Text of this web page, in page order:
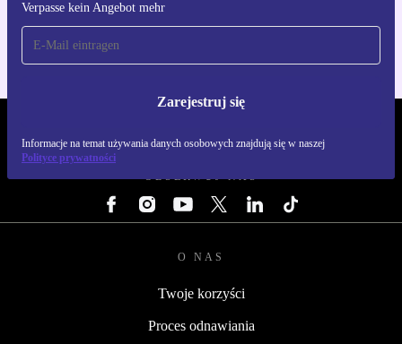
Verpasse kein Angebot mehr
Zarejestruj się
Informacje na temat używania danych osobowych znajdują się w naszej
Polityce prywatności
Dla iOS i Android
OBSERWUJ NAS
O NAS
Twoje korzyści
Proces odnawiania